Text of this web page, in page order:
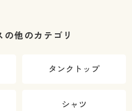
の他のカテゴリ
タンクトップ
シャツ